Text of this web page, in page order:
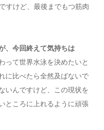
すけど、最後までもつ筋肉
、今回終えて気持ちは
って世界水泳を決めたいと
に比べたら全然及ばないで
いんですけど、この現状を
ところに上れるように頑張